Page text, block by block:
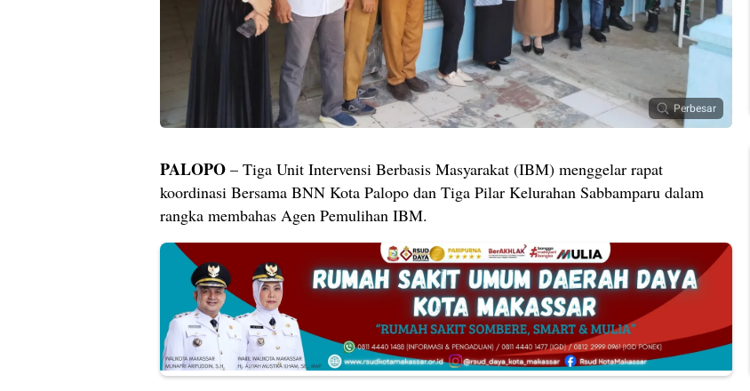
Perbesar
PALOPO – Tiga Unit Intervensi Berbasis Masyarakat (IBM) menggelar rapat
koordinasi Bersama BNN Kota Palopo dan Tiga Pilar Kelurahan Sabbamparu dalam
rangka membahas Agen Pemulihan IBM.